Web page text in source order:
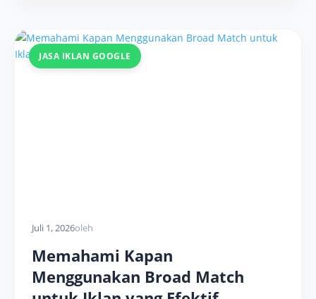
JASA IKLAN GOOGLE
Juli 1, 2026oleh
Memahami Kapan
Menggunakan Broad Match